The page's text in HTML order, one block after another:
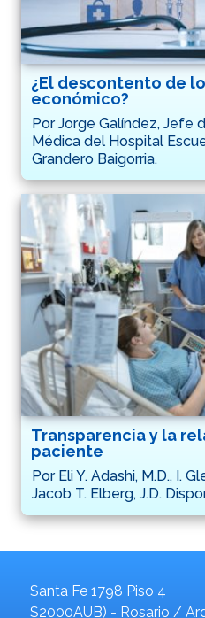
¿El descontento de
económico?
Por Jorge Galíndez, Jefe
Médica del Hospital
Grandero Baigorria.
Transparencia y la
paciente
Por Eli Y. Adashi, M.D., I.
Jacob T. Elberg, J.D.
Santa Fe 1798 Piso 4
S2000AUB) - Rosario /